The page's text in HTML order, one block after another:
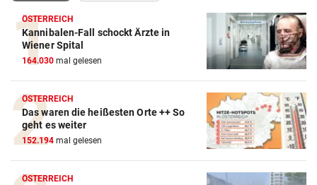
ÖSTERREICH
Kannibalen-Fall schockt Ärzte in
Wiener Spital
164.030 mal gelesen
ÖSTERREICH
Das waren die heißesten Orte ++ So
geht es weiter
152.194 mal gelesen
ÖSTERREICH